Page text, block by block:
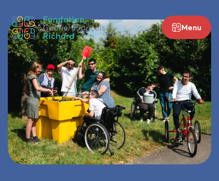
contenu
Menu